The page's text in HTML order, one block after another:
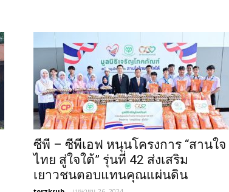
ซีพี – ซีพีเอฟ หนุนโครงการ “สานใจ
ไทย สู่ใจใต้” รุ่นที่ 42 ส่งเสริม
เยาวชนตอบแทนคุณแผ่นดิน